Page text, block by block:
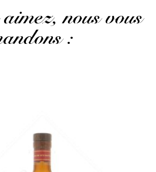
nous vous
: